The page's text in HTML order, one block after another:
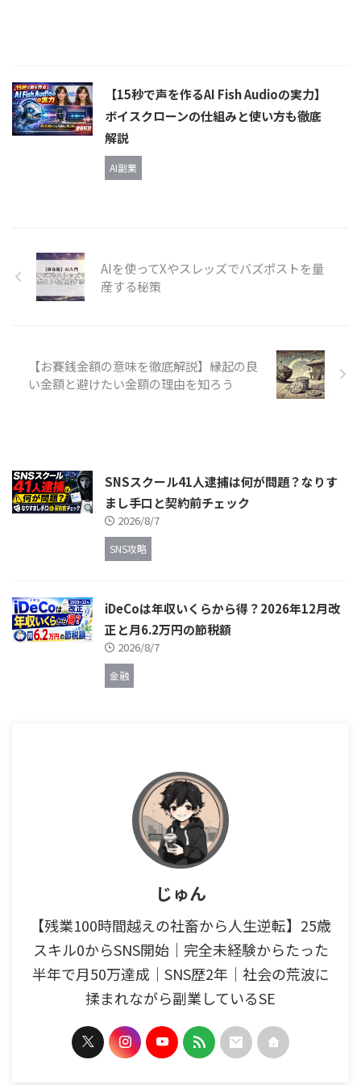
【15秒で声を作るAI Fish Audioの実力】
ボイスクローンの仕組みと使い方も徹底
解説
AI副業
AIを使ってXやスレッズでバズポストを量
産する秘策
【お賽銭金額の意味を徹底解説】縁起の良
い金額と避けたい金額の理由を知ろう
SNSスクール41人逮捕は何が問題？なりす
まし手口と契約前チェック
2026/8/7
SNS攻略
iDeCoは年収いくらから得？2026年12月改
正と月6.2万円の節税額
2026/8/7
金融
じゅん
【残業100時間越えの社畜から人生逆転】25歳
スキル0からSNS開始｜完全未経験からたった
半年で月50万達成｜SNS歴2年｜社会の荒波に
揉まれながら副業しているSE